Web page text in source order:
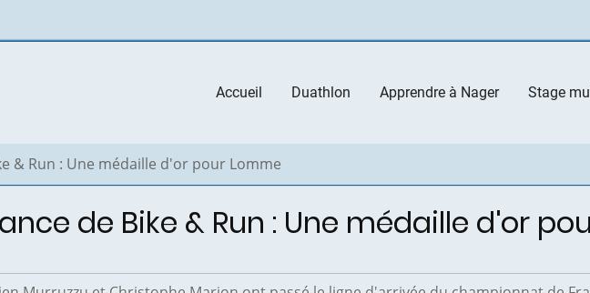
Main
Accueil Duathlon Apprendre à Nager Stage
& Run : Une médaille d'or pour Lomme
de Bike & Run : Une médaille d'or